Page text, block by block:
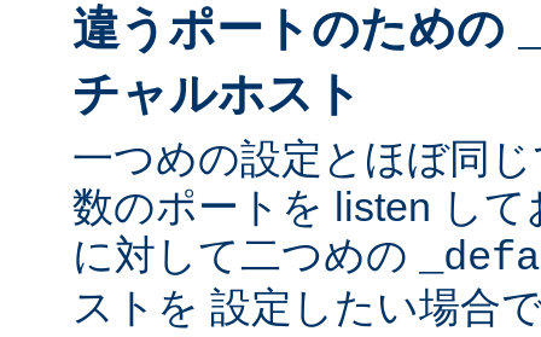
違うポートのための
チャルホスト
一つめの設定とほぼ同
数のポートを listen し
に対して二つめの
ストを 設定したい場合